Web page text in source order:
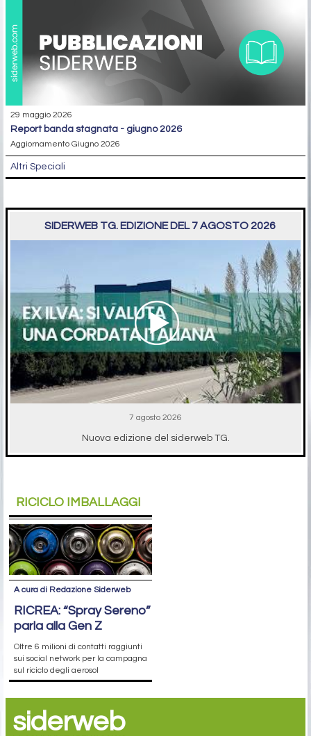
29 maggio 2026
report banda stagnata - giugno 2026
Aggiornamento Giugno 2026
Altri Speciali
SIDERWEB TG. EDIZIONE DEL 7 AGOSTO 2026
7 agosto 2026
Nuova edizione del siderweb TG.
RICICLO IMBALLAGGI
A cura di Redazione Siderweb
RICREA: “Spray Sereno”
parla alla Gen Z
Oltre 6 milioni di contatti raggiunti
sui social network per la campagna
sul riciclo degli aerosol
siderweb